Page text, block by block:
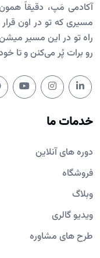
آکادمی مَپ، دقیقاً
مسیری که تو در اون
راه تو در این مسیر
رو برات پُر می‌کنن و تا
خدمات ما
دوره های آنلاین
فروشگاه
وبلاگ
ویدیو گالری
طرح های مشاوره